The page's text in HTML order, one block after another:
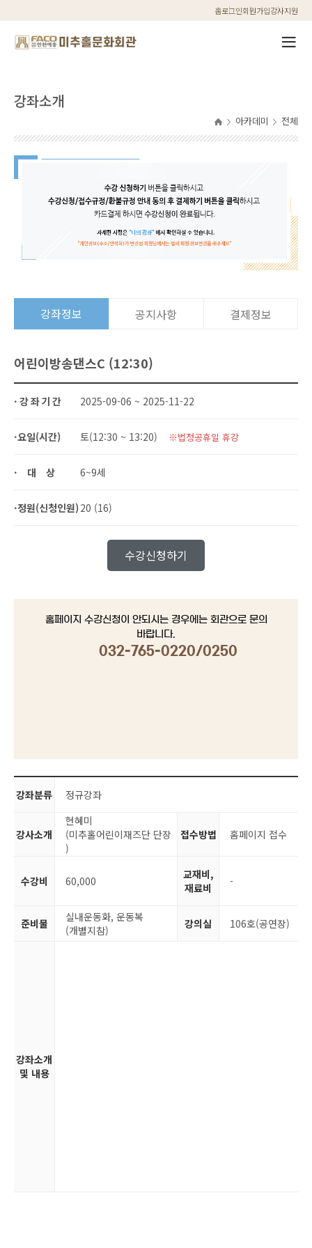
홈로그인회원가입강사지원
강좌소개
아카데미 전체
강좌정보 공지사항 결제정보
어린이방송댄스C (12:30)
·강좌기간 2025-09-06 ~ 2025-11-22
·요일(시간) 토(12:30 ~ 13:20) ※법정공휴일 휴강
·대상 6~9세
·정원(신청인원) 20 (16)
수강신청하기
홈페이지 수강신청이 안되시는 경우에는 회관으로 문의
바랍니다.
032-765-0220/0250
강좌분류 정규강좌
강사소개
현혜미
(미추홀어린이재즈단 단장
)
접수방법 홈페이지 접수
수강비 60,000
교재비,
재료비
-
준비물
실내운동화, 운동복
(개별지참)
강의실 106호(공연장)
강좌소개
및 내용